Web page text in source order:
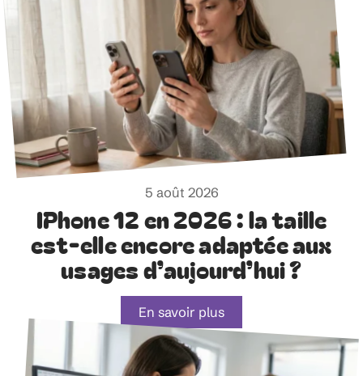
5 août 2026
IPhone 12 en 2026 : la taille
est-elle encore adaptée aux
usages d’aujourd’hui ?
En savoir plus